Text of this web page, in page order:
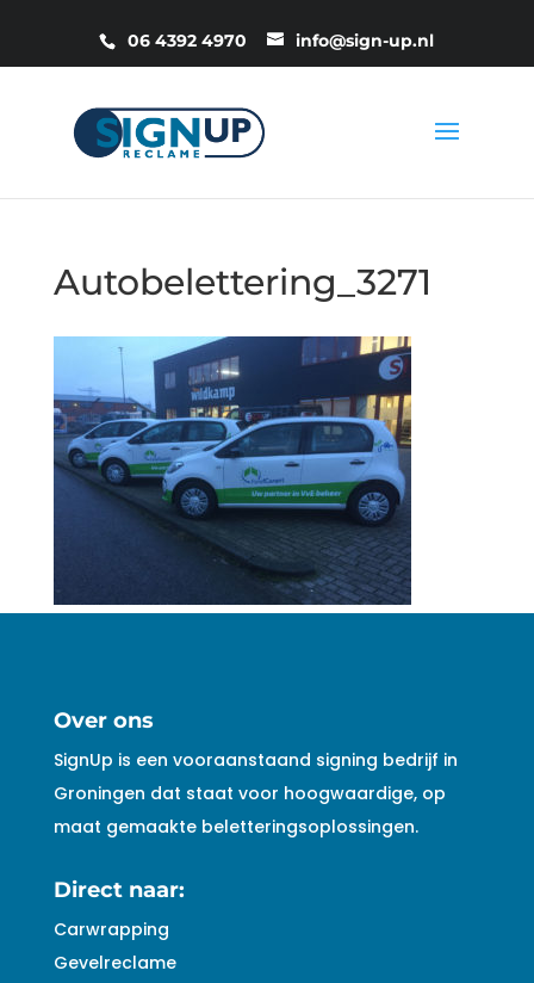
06 4392 4970 info@sign-up.nl
Autobelettering_3271
Over ons
SignUp is een vooraanstaand signing bedrijf in
Groningen dat staat voor hoogwaardige, op
maat gemaakte beletteringsoplossingen.
Direct naar:
Carwrapping
Gevelreclame